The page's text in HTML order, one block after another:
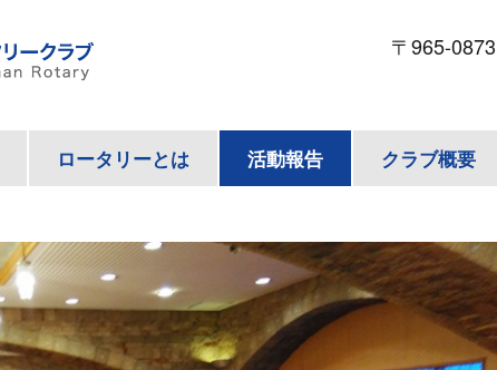
〒965-
ロータリーとは 活動報告 クラブ概要